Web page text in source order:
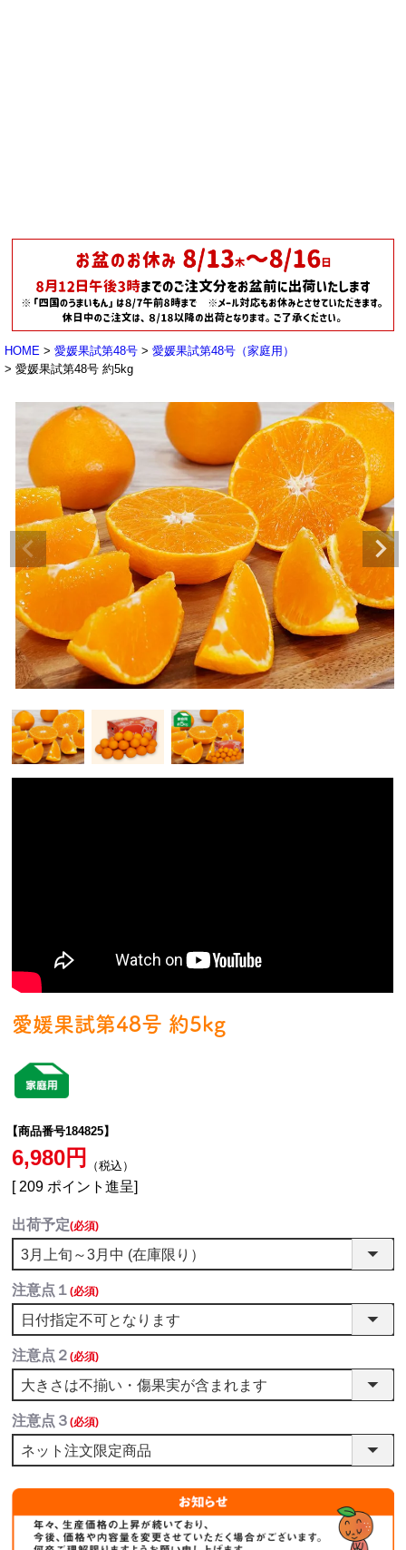
HOME 愛媛果試第48号
愛媛果試第48号（家庭用）
愛媛果試第48号 約5kg
愛媛果試第48号 約5kg
【商品番号184825】
6,980 税込
[ 209 ポイント進呈]
出荷予定(必須)
注意点１(必須)
注意点２(必須)
注意点３(必須)